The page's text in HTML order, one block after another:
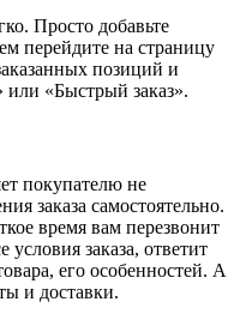
Просто добавьте
перейдите на страницу
позиций и
«Быстрый заказ».
покупателю не
заказа самостоятельно.
время вам перезвонит
заказа, ответит
его особенностей. А
и доставки.